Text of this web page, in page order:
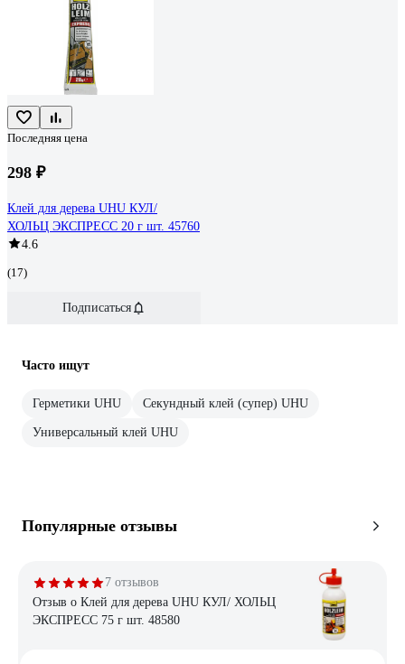
Последняя цена
298 ₽
Клей для дерева UHU КУЛ/
ХОЛЬЦ ЭКСПРЕСС 20 г шт. 45760
4.6
(17)
Подписаться
Часто ищут
Герметики UHU Секундный клей (супер) UHU
Универсальный клей UHU
Популярные отзывы
7 отзывов
Отзыв о Клей для дерева UHU КУЛ/ ХОЛЬЦ
ЭКСПРЕСС 75 г шт. 48580